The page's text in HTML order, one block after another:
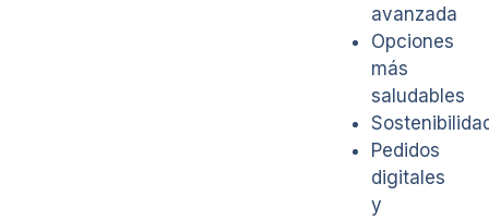
avanzada
Opciones
más
saludables
Pedidos
digitales
y